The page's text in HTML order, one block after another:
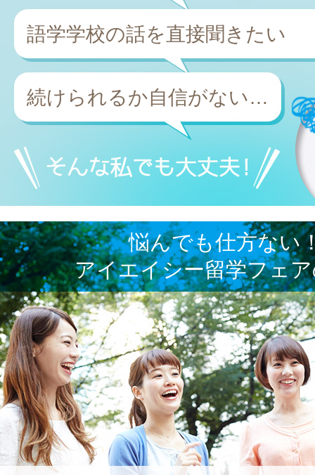
語学学校の話を直接聞きたい
続けられるか自信がない…
悩んでも仕方ない
アイエイシー留学フェ